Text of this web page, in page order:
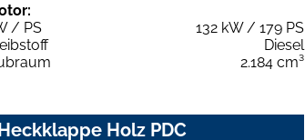
/ PS
132 kW / 179 PS
Diesel
2.184 cm³
Holz PDC